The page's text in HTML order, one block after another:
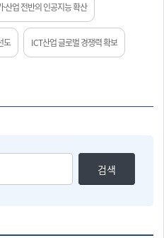
·산업 전반의 인공지능 확산
도 ICT산업 글로벌 경쟁력 확보
검색